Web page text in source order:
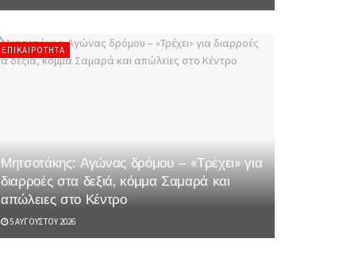
ΕΠΙΚΑΙΡΌΤΗΤΑ
Μητσοτάκης: Αγώνας δρόμου – «Τρέχει» για
διαρροές στα δεξιά, κόμμα Σαμαρά και
απώλειες στο Κέντρο
5 ΑΥΓΟΎΣΤΟΥ 2026